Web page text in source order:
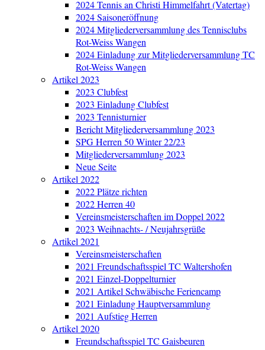
2024 Tennis an Christi Himmelfahrt (Vatertag)
2024 Saisoneröffnung
2024 Mitgliederversammlung des Tennisclubs
Rot-Weiss Wangen
2024 Einladung zur Mitgliederversammlung TC
Rot-Weiss Wangen
Artikel 2023
2023 Clubfest
2023 Einladung Clubfest
2023 Tennisturnier
Bericht Mitgliederversammlung 2023
SPG Herren 50 Winter 22/23
Mitgliederversammlung 2023
Neue Seite
Artikel 2022
2022 Plätze richten
2022 Herren 40
Vereinsmeisterschaften im Doppel 2022
2023 Weihnachts- / Neujahrsgrüße
Artikel 2021
Vereinsmeisterschaften
2021 Freundschaftsspiel TC Waltershofen
2021 Einzel-Doppelturnier
2021 Artikel Schwäbische Feriencamp
2021 Einladung Hauptversammlung
2021 Aufstieg Herren
Artikel 2020
Freundschaftsspiel TC Gaisbeuren